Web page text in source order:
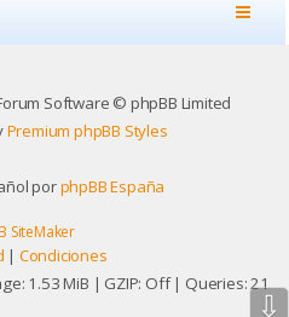
Software © phpBB Limited
Premium phpBB Styles
porphpBB España
SiteMaker
| Condiciones
1.53 MiB | GZIP: Off | Queries: 21
⇩